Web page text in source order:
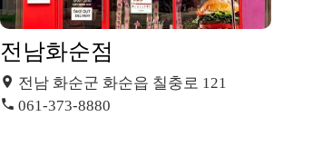
전남화순점
전남 화순군 화순읍 칠충로 121
061-373-8880